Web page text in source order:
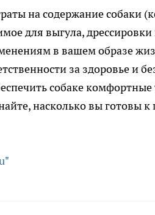
на содержание собаки
для выгула, дрессировки
в вашем образе
за здоровье и
собаке
насколько вы готовы